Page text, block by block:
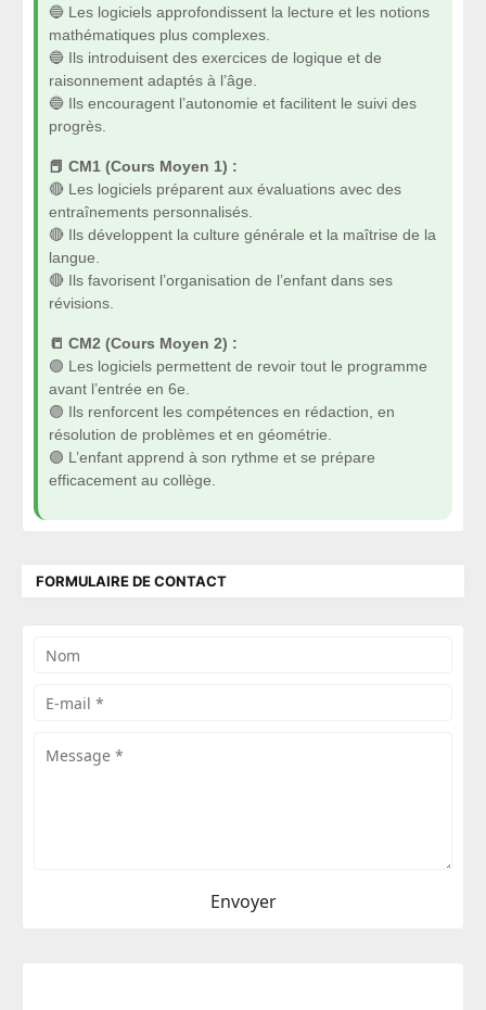
🔵 Les logiciels approfondissent la lecture et les notions
mathématiques plus complexes.
🔵 Ils introduisent des exercices de logique et de
raisonnement adaptés à l’âge.
🔵 Ils encouragent l’autonomie et facilitent le suivi des
progrès.
📕 CM1 (Cours Moyen 1) :
🔴 Les logiciels préparent aux évaluations avec des
entraînements personnalisés.
🔴 Ils développent la culture générale et la maîtrise de la
langue.
🔴 Ils favorisent l’organisation de l’enfant dans ses
révisions.
📒 CM2 (Cours Moyen 2) :
🟣 Les logiciels permettent de revoir tout le programme
avant l’entrée en 6e.
🟣 Ils renforcent les compétences en rédaction, en
résolution de problèmes et en géométrie.
🟣 L’enfant apprend à son rythme et se prépare
efficacement au collège.
FORMULAIRE DE CONTACT